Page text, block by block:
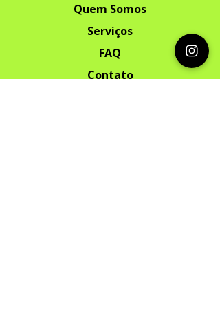
Quem Somos
Serviços
FAQ
Contato